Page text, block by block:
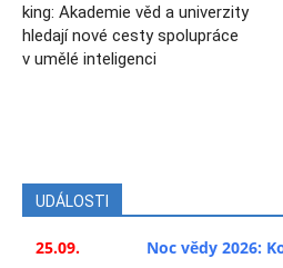
king: Akademie věd a univerzity
hledají nové cesty spolupráce
v umělé inteligenci
UDÁLOSTI
25.09.
Noc vědy 2026: